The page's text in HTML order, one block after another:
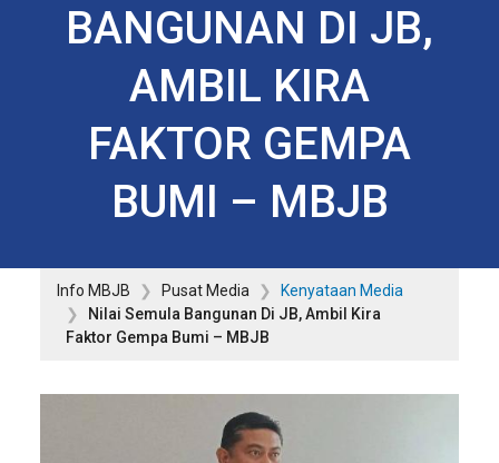
BANGUNAN DI JB,
AMBIL KIRA
FAKTOR GEMPA
BUMI – MBJB
Info MBJB Pusat Media
Kenyataan Media
Nilai Semula Bangunan Di JB, Ambil Kira
Faktor Gempa Bumi – MBJB